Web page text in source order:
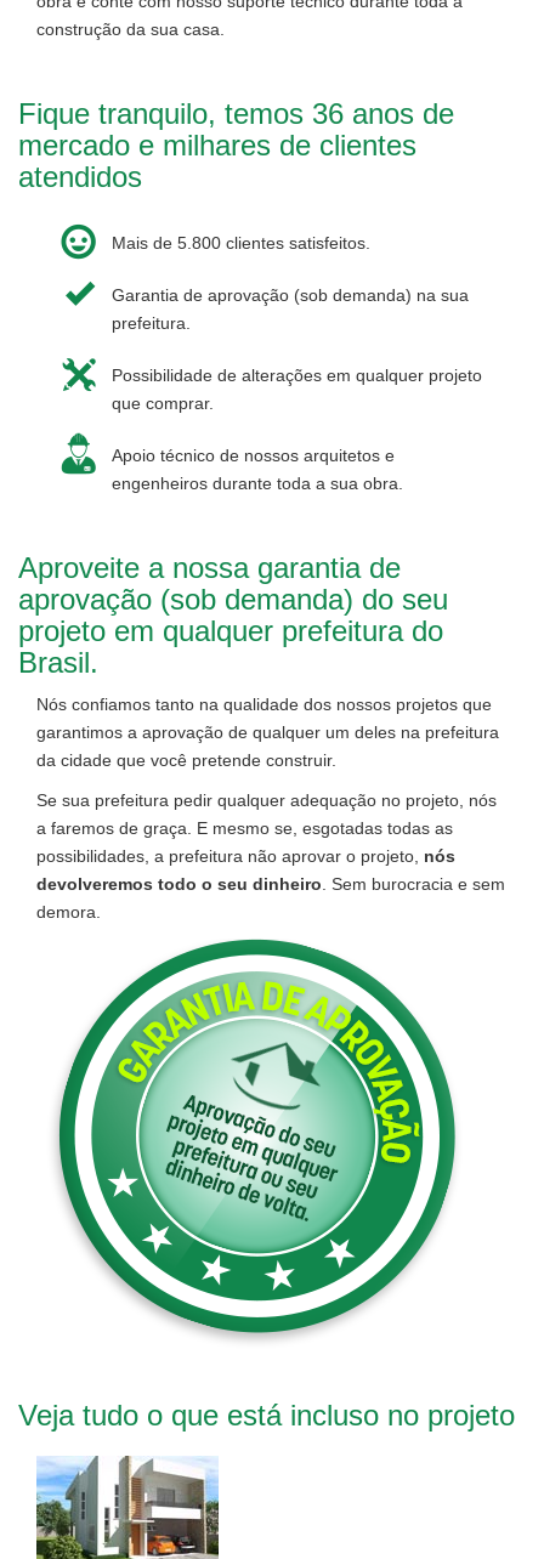
construção da sua casa.
Fique tranquilo, temos 36 anos de
mercado e milhares de clientes
atendidos
Mais de 5.800 clientes satisfeitos.
Garantia de aprovação (sob demanda) na sua
prefeitura.
Possibilidade de alterações em qualquer projeto
que comprar.
Apoio técnico de nossos arquitetos e
engenheiros durante toda a sua obra.
Aproveite a nossa garantia de
aprovação (sob demanda) do seu
projeto em qualquer prefeitura do
Brasil.
Nós confiamos tanto na qualidade dos nossos projetos que
garantimos a aprovação de qualquer um deles na prefeitura
da cidade que você pretende construir.
Se sua prefeitura pedir qualquer adequação no projeto, nós
a faremos de graça. E mesmo se, esgotadas todas as
possibilidades, a prefeitura não aprovar o projeto, nós
devolveremos todo o seu dinheiro . Sem burocracia e sem
demora.
Veja tudo o que está incluso no projeto